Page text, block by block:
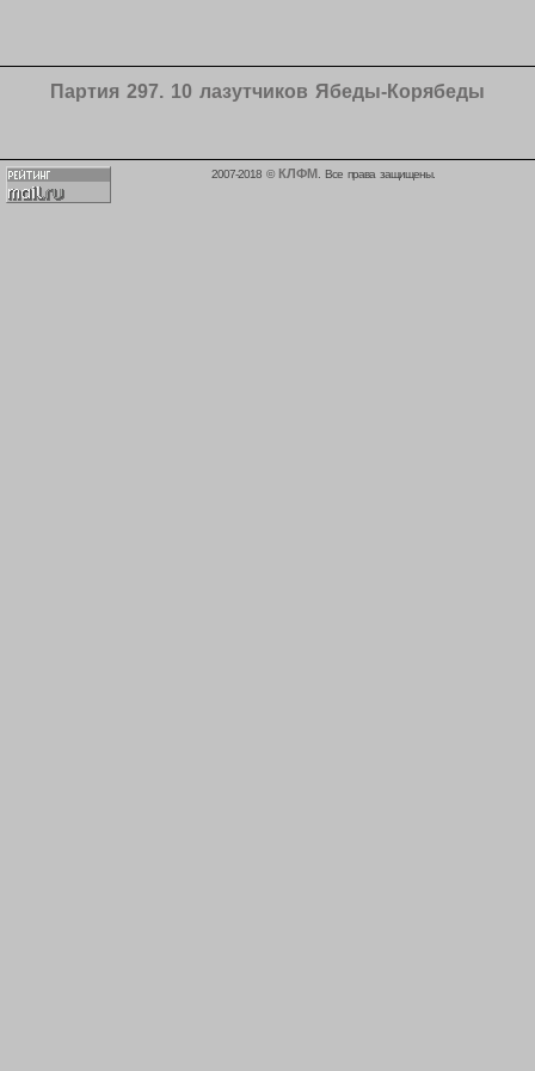
Партия 297. 10 лазутчиков Ябеды-Корябеды
2007-2018 © КЛФМ . Все права защищены.